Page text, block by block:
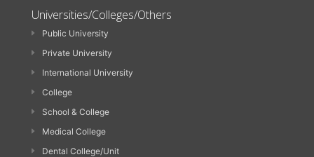
Universities/Colleges/Others
Public University
Private University
International University
College
School & College
Medical College
Dental College/Unit